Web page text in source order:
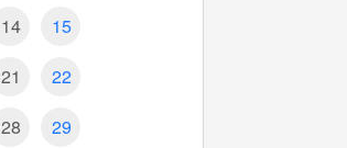
14
15
21
22
28
29